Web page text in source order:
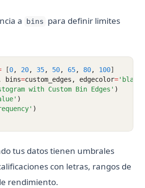
a bins para definir limites
[0, 20, 35, 50, 65, 80, 100]
bins=custom_edges, edgecolor='black'
with Custom Bin Edges' )
)
)
tus datos tienen umbrales
con letras, rangos de
rendimiento.